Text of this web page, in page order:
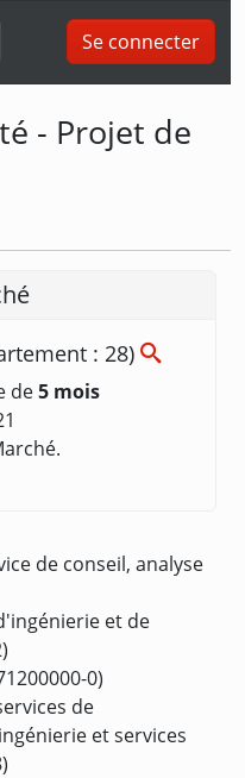
Se connecter
- Projet de
: 28)
de5 mois
de conseil, analyse
et de
0)
de
et services